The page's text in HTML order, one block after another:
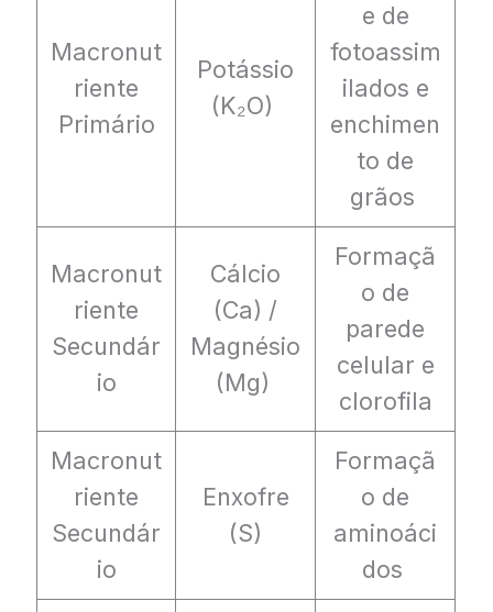
Macronut
riente
Primário
Potássio
(K₂O)
e de
fotoassim
ilados e
enchimen
to de
grãos
Macronut
riente
Secundár
io
Cálcio
(Ca) /
Magnésio
(Mg)
Formaçã
o de
parede
celular e
clorofila
Macronut
riente
Secundár
io
Enxofre
(S)
Formaçã
o de
aminoáci
dos